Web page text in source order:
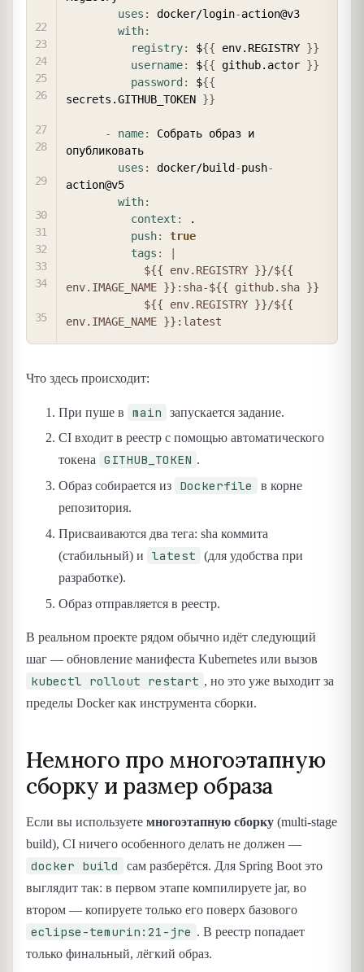
uses : docker/login-action@v3
with:
registry: ${{ env.REGISTRY }}
username: ${{ github.actor }}
password : ${{
secrets.GITHUB_TOKEN }}
- name:
Собрать образ и
опубликовать
uses : docker/build -push-
action@v5
with:
context :
.
push:
true
tags :
env.IMAGE_NAME }}:sha-${{ github.sha }}
env.IMAGE_NAME }}:latest
Что здесь происходит:
При пуше в main
запускается задание.
CI входит в реестр с помощью автоматического
токена GITHUB_TOKEN .
Образ собирается из
Dockerfile
в корне
репозитория.
Присваиваются два тега: sha коммита
(стабильный) и
latest
(для удобства при
разработке).
Образ отправляется в реестр.
В реальном проекте рядом обычно идёт следующий
шаг — обновление манифеста Kubernetes или вызов
kubectl rollout restart , но это уже выходит за
пределы Docker как инструмента сборки.
Немного про многоэтапную
сборку и размер образа
Если вы используете многоэтапную сборку (multi-stage
build), CI ничего особенного делать не должен —
docker build
сам разберётся. Для Spring Boot это
выглядит так: в первом этапе компилируете jar, во
втором — копируете только его поверх базового
eclipse-temurin:21-jre . В реестр попадает
только финальный, лёгкий образ.